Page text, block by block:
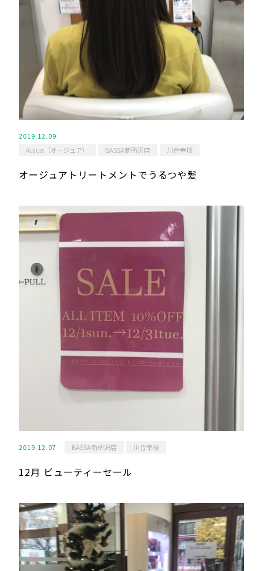
2019.12.09
Aujua（オージュア）
BASSA新所沢店 川合幸枝
オージュアトリートメントでうるつや髪
2019.12.07 BASSA新所沢店 川合幸枝
12月 ビューティーセール